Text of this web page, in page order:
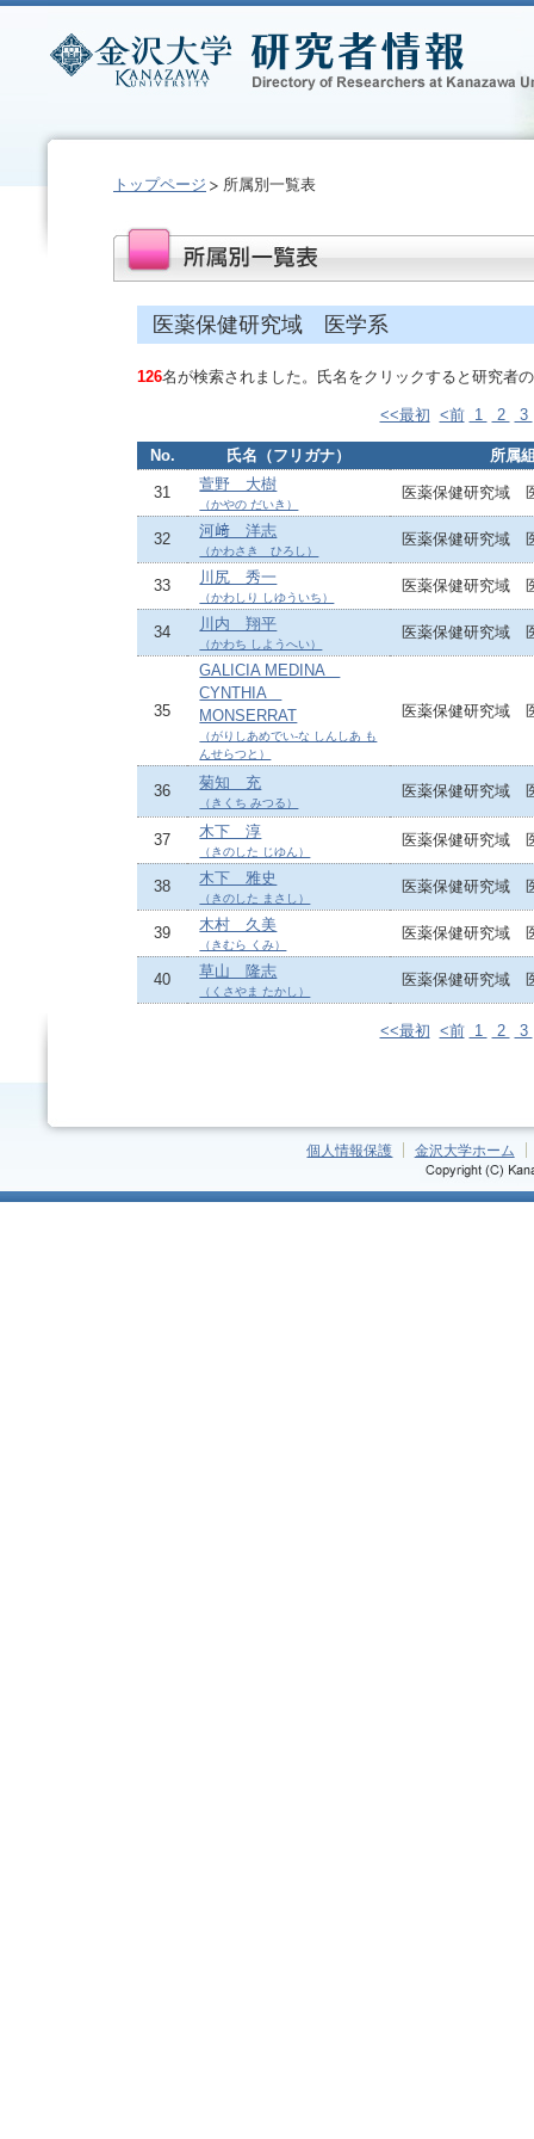
トップページ 所属別一覧表
医薬保健研究域 医学系
126名が検索されました。氏名をクリックすると研究者
<<最初 <前 1 2 3
No. 氏名（フリガナ） 所属
31 萱野 大樹
（かやの だいき）
医薬保健研究域
32 河﨑 洋志
（かわさき ひろし）
医薬保健研究域
33 川尻 秀一
（かわしり しゆういち）
医薬保健研究域
34 川内 翔平
（かわち しようへい）
医薬保健研究域
35
GALICIA MEDINA
CYNTHIA
MONSERRAT
（がりしあめでい-な しんしあ も
んせらつと）
医薬保健研究域
36 菊知 充
（きくち みつる）
医薬保健研究域
37 木下 淳
（きのした じゆん）
医薬保健研究域
38 木下 雅史
（きのした まさし）
医薬保健研究域
39 木村 久美
（きむら くみ）
医薬保健研究域
40 草山 隆志
（くさやま たかし）
医薬保健研究域
<<最初 <前 1 2 3
個人情報保護 金沢大学ホーム